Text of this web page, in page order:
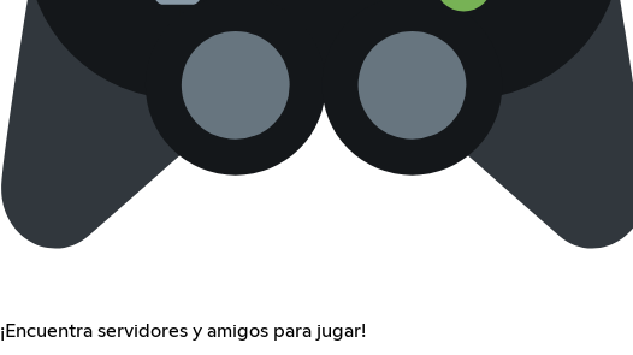
¡Encuentra servidores y amigos para jugar!